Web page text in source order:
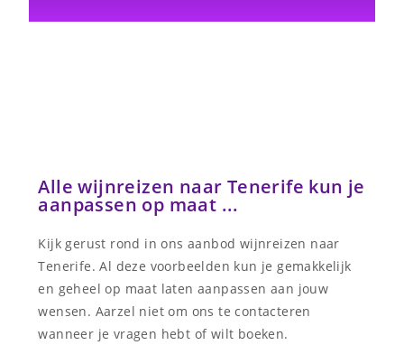
Alle wijnreizen naar Tenerife kun je
aanpassen op maat ...
Kijk gerust rond in ons aanbod wijnreizen naar
Tenerife. Al deze voorbeelden kun je gemakkelijk
en geheel op maat laten aanpassen aan jouw
wensen. Aarzel niet om ons te contacteren
wanneer je vragen hebt of wilt boeken.